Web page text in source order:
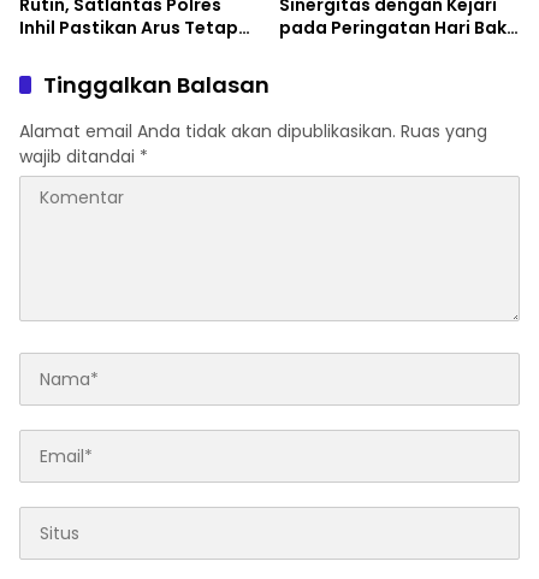
Rutin, Satlantas Polres
Inhil Pastikan Arus Tetap
Sinergitas dengan Kejari
pada Peringatan Hari Bakti
Tinggalkan Balasan
Alamat email Anda tidak akan dipublikasikan. Ruas yang
wajib ditandai *